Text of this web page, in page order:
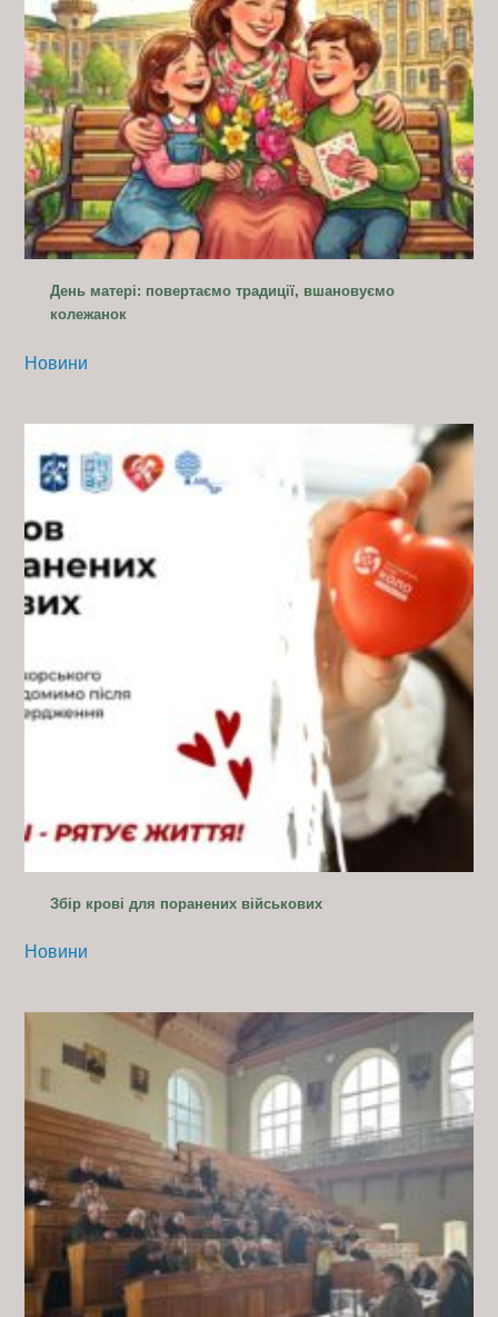
День матері: повертаємо традиції, вшановуємо
колежанок
Новини
Збір крові для поранених військових
Новини